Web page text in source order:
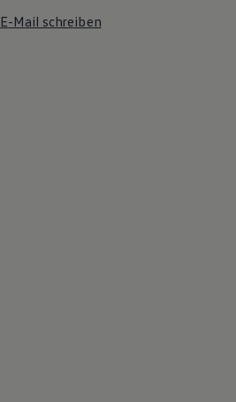
E-Mail schreiben